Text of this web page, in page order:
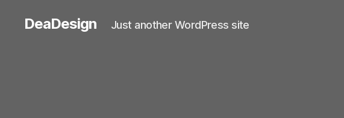
DeaDesign Just another WordPress site